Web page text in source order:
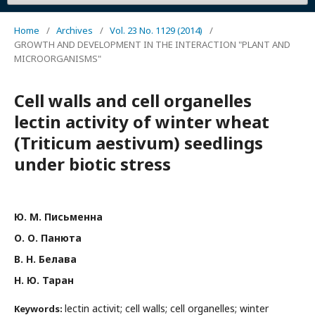
Home / Archives / Vol. 23 No. 1129 (2014)
/
GROWTH AND DEVELOPMENT IN THE INTERACTION "PLANT AND
MICROORGANISMS"
Cell walls and cell organelles
lectin activity of winter wheat
(Triticum aestivum) seedlings
under biotic stress
Ю. М. Письменна
О. О. Панюта
В. Н. Белава
Н. Ю. Таран
Keywords: lectin activit; cell walls; cell organelles; winter